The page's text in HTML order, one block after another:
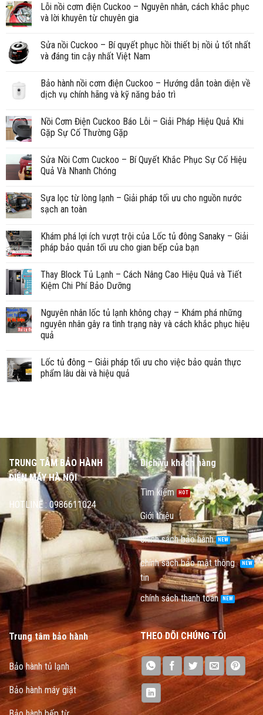
Lỗi nồi cơm điện Cuckoo – Nguyên nhân, cách khắc phục
và lời khuyên từ chuyên gia
Sửa nồi Cuckoo – Bí quyết phục hồi thiết bị nồi ủ tốt nhất
và đáng tin cậy nhất Việt Nam
Bảo hành nồi cơm điện Cuckoo – Hướng dẫn toàn diện về
dịch vụ chính hãng và kỹ năng bảo trì
Nồi Cơm Điện Cuckoo Báo Lỗi – Giải Pháp Hiệu Quả Khi
Gặp Sự Cố Thường Gặp
Sửa Nồi Cơm Cuckoo – Bí Quyết Khắc Phục Sự Cố Hiệu
Quả Và Nhanh Chóng
Sựa lọc từ lòng lạnh – Giải pháp tối ưu cho nguồn nước
sạch an toàn
Khám phá lợi ích vượt trội của Lốc tủ đông Sanaky – Giải
pháp bảo quản tối ưu cho gian bếp của bạn
Thay Block Tủ Lạnh – Cách Nâng Cao Hiệu Quả và Tiết
Kiệm Chi Phí Bảo Dưỡng
Nguyên nhân lốc tủ lạnh không chạy – Khám phá những
nguyên nhân gây ra tình trạng này và cách khắc phục hiệu
quả
Lốc tủ đông – Giải pháp tối ưu cho việc bảo quản thực
phẩm lâu dài và hiệu quả
TRUNG TÂM BẢO HÀNH
ĐIỆN MÁY HÀ NỘI
HOTLINE : 0986611024
Dịch vụ khách hàng
Tìm kiếm
Giới thiệu
chính sách bảo hành
chính sách bảo mật thông
tin
chính sách thanh toán
Trung tâm bảo hành
Bảo hành tủ lạnh
Bảo hành máy giặt
THEO DÕI CHÚNG TÔI